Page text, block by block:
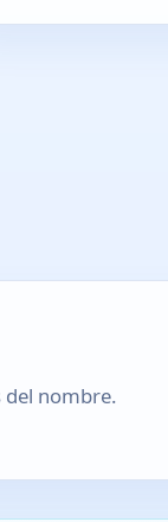
del nombre.